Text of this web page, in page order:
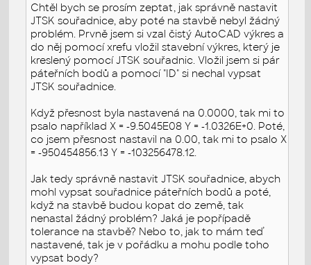
Chtěl bych se prosím zeptat, jak správně nastavit
JTSK souřadnice, aby poté na stavbě nebyl žádný
problém. Prvně jsem si vzal čistý AutoCAD výkres a
do něj pomocí xrefu vložil stavební výkres, který je
kreslený pomocí JTSK souřadnic. Vložil jsem si pár
páteřních bodů a pomocí "ID" si nechal vypsat
JTSK souřadnice.
Když přesnost byla nastavená na 0.0000, tak mi to
psalo například X = -9.5045E08 Y = -1.0326E+0. Poté,
co jsem přesnost nastavil na 0.00, tak mi to psalo X
= -950454856.13 Y = -103256478.12.
Jak tedy správně nastavit JTSK souřadnice, abych
mohl vypsat souřadnice páteřních bodů a poté,
když na stavbě budou kopat do země, tak
nenastal žádný problém? Jaká je popřípadě
tolerance na stavbě? Nebo to, jak to mám teď
nastavené, tak je v pořádku a mohu podle toho
vypsat body?